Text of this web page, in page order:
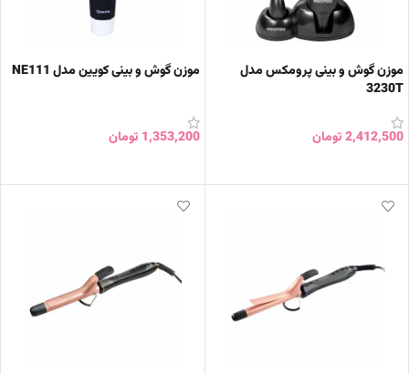
موزن گوش و بینی پرومکس مدل
3230T
2,412,500تومان
موزن گوش و بینی کویین مدل NE111
1,353,200 تومان